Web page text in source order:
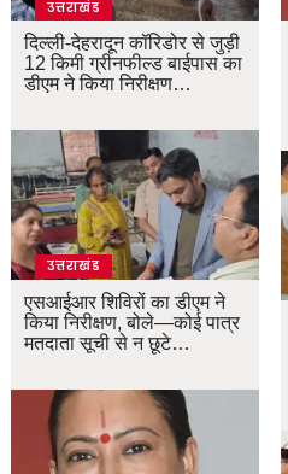
उत्तराखंड
दिल्ली-देहरादून कॉरिडोर से जुड़ी
12 किमी ग्रीनफील्ड बाईपास का
डीएम ने किया निरीक्षण…
उत्तराखंड
एसआईआर शिविरों का डीएम ने
किया निरीक्षण, बोले—कोई पात्र
मतदाता सूची से न छूटे…